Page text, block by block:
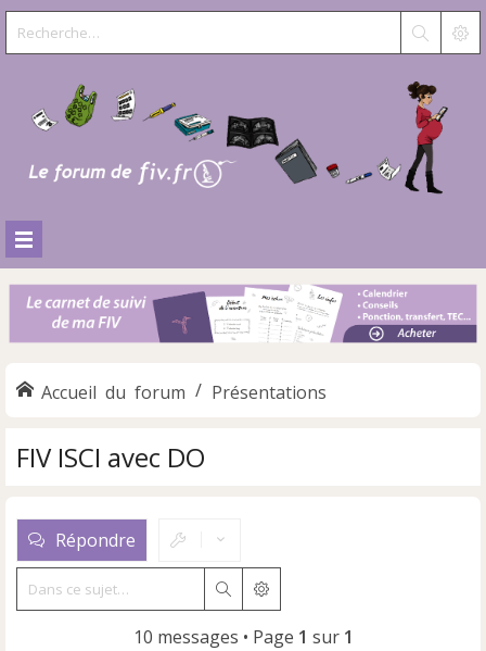
Accueil du forum Présentations
FIV ISCI avec DO
Répondre
RechercherRecherche avancée
10 messages • Page 1 sur 1